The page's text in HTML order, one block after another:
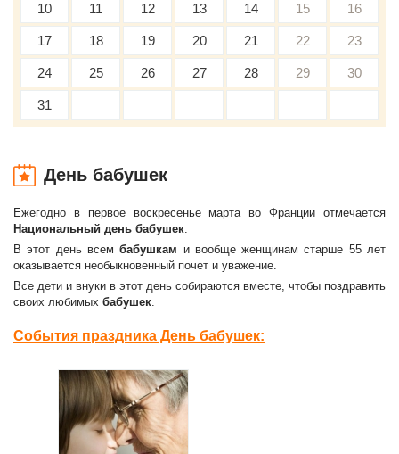
10 11 12 13 14 15 16
17 18 19 20 21 22 23
24 25 26 27 28 29 30
31
День бабушек
Ежегодно в первое воскресенье марта во Франции отмечается
Национальный день бабушек.
В этот день всембабушкам и вообще женщинам старше 55 лет
оказывается необыкновенный почет и уважение.
Все дети и внуки в этот день собираются вместе, чтобы поздравить
своих любимых бабушек.
События праздника День бабушек: